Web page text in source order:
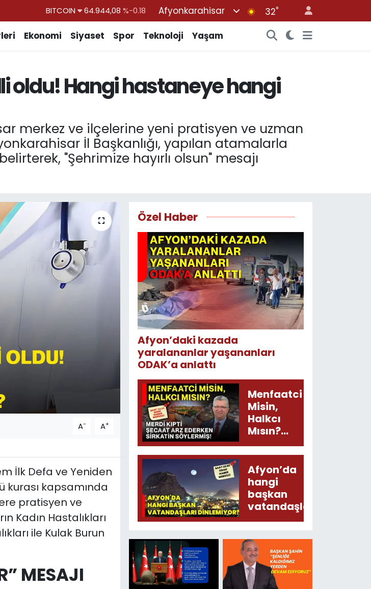
DOLAR 47,7436%0.18
BİST100
13.779
%-14
64.944,08
Afyonkarahisar 32°
Ekonomi Siyaset Spor Teknoloji Yaşam
oldu! Hangi hastaneye hangi
merkez ve ilçelerine yeni pratisyen ve uzman
İl Başkanlığı, yapılan atamalarla
"Şehrimize hayırlı olsun" mesajı
A- A+
İlk Defa ve Yeniden
kurası kapsamında
pratisyen ve
Kadın Hastalıkları
ile Kulak Burun
MESAJI
Özel Haber
Afyon’daki kazada
yaralananlar yaşananları
ODAK’a anlattı
Menfaatci
Misin,
Halkcı
Mısın?
Merdi
Kıpti
Şecaat
Arz
Ederken
Sirkatin
Söylermiş!
Afyon’da
hangi
başkan
vatandaşları
dinlemiyor?